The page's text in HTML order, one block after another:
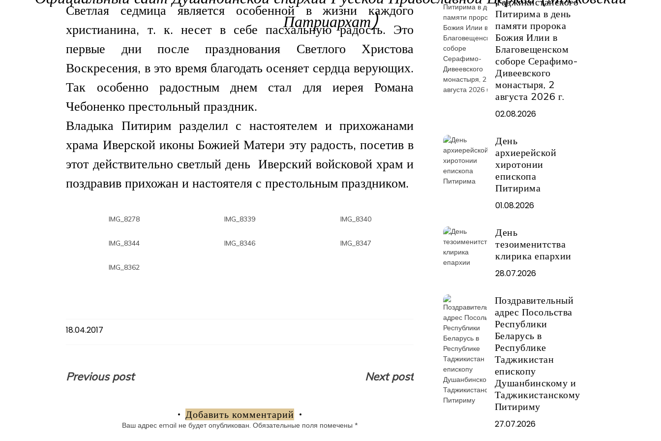
Патриархат)
Светлая седмица является особенной в жизни каждого
христианина, т. к. несет в себе пасхальную радость. Это
первые дни после празднования Светлого Христова
Воскресения, в это время благодать осеняет сердца верующих.
Так особенно радостным днем стал для иерея Романа
Чебоненко престольный праздник.
Владыка Питирим разделил с настоятелем и прихожанами
храма Иверской иконы Божией Матери эту радость, посетив в
этот действительно светлый день Иверский войсковой храм и
поздравив прихожан и настоятеля с престольным праздником.
IMG_8278 IMG_8339 IMG_8340
IMG_8344 IMG_8346 IMG_8347
IMG_8362
18.04.2017
Навигация
Previous post Next post
Добавить комментарий
Ваш адрес email не будет опубликован. Обязательные поля помечены *
Питирима в день
памяти пророка
Божия Илии в
Благовещенском
соборе Серафимо-
Дивеевского
монастыря, 2
августа 2026 г.
02.08.2026
День
архиерейской
хиротонии
епископа
Питирима
01.08.2026
День
тезоименитства
клирика епархии
28.07.2026
Поздравительный
адрес Посольства
Республики
Беларусь в
Республике
Таджикистан
епископу
Душанбинскому и
Таджикистанскому
Питириму
27.07.2026